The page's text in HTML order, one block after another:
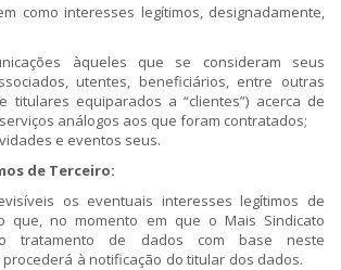
como interesses legítimos, designadamente,
àqueles que se consideram seus
utentes, beneficiários, entre outras
titulares equiparados a “clientes”) acerca de
análogos aos que foram contratados;
e eventos seus.
de Terceiro:
os eventuais interesses legítimos de
que, no momento em que o Mais Sindicato
tratamento de dados com base neste
procederá à notificação do titular dos dados.